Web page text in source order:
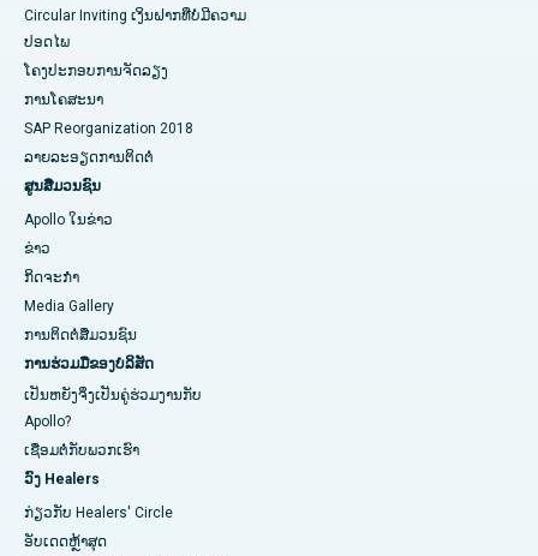
Circular Inviting ເງິນຝາກທີ່ບໍ່ມີຄວາມ
ປອດໄພ
ໂຄງປະກອບການຈັດລຽງ
ການໂຄສະນາ
SAP Reorganization 2018
ລາຍລະອຽດການຕິດຕໍ່
ສູນສື່ມວນຊົນ
Apollo ໃນຂ່າວ
ຂ່າວ
ກິດຈະກໍາ
Media Gallery
ການ​ຕິດ​ຕໍ່​ສື່​ມວນ​ຊົນ​
ການຮ່ວມມືຂອງບໍລິສັດ
ເປັນຫຍັງຈິ່ງເປັນຄູ່ຮ່ວມງານກັບ
Apollo?
ເຊື່ອມຕໍ່ກັບພວກເຮົາ
ວົງ Healers
ກ່ຽວກັບ Healers' Circle
ອັບເດດຫຼ້າສຸດ